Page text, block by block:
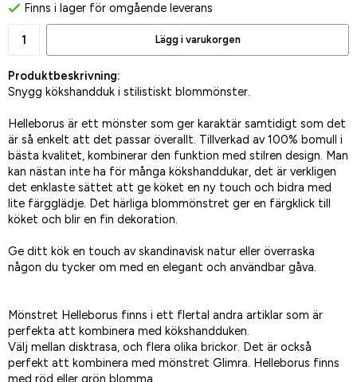
Finns i lager för omgående leverans
Lägg i varukorgen
Produktbeskrivning:
Snygg kökshandduk i stilistiskt blommönster.
Helleborus är ett mönster som ger karaktär samtidigt som det
är så enkelt att det passar överallt. Tillverkad av 100% bomull i
bästa kvalitet, kombinerar den funktion med stilren design. Man
kan nästan inte ha för många kökshanddukar, det är verkligen
det enklaste sättet att ge köket en ny touch och bidra med
lite färgglädje. Det härliga blommönstret ger en färgklick till
köket och blir en fin dekoration.
Ge ditt kök en touch av skandinavisk natur eller överraska
någon du tycker om med en elegant och användbar gåva.
Mönstret Helleborus finns i ett flertal andra artiklar som är
perfekta att kombinera med kökshandduken.
Välj mellan disktrasa, och flera olika brickor. Det är också
perfekt att kombinera med mönstret Glimra. Helleborus finns